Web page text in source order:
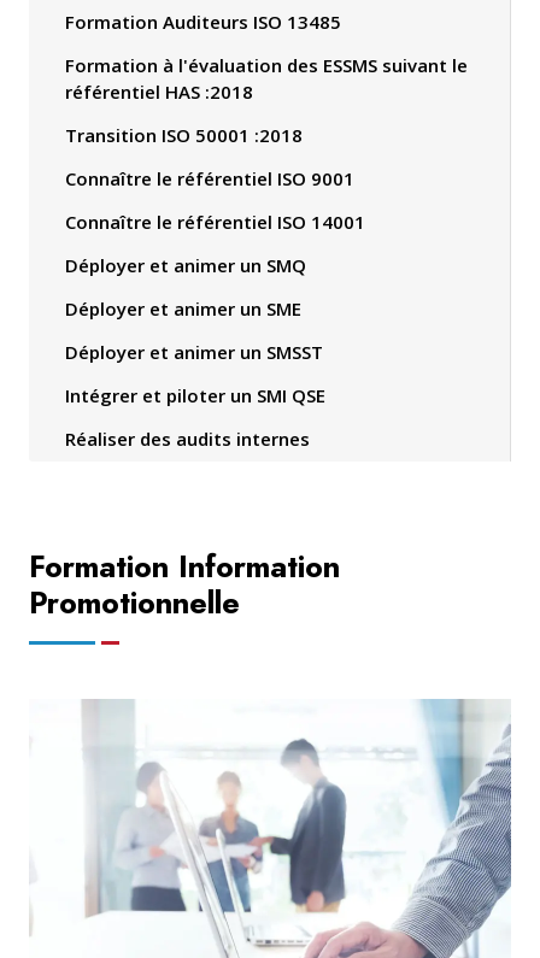
Formation Auditeurs ISO 13485
Formation à l'évaluation des ESSMS suivant le
référentiel HAS :2018
Transition ISO 50001 :2018
Connaître le référentiel ISO 9001
Connaître le référentiel ISO 14001
Déployer et animer un SMQ
Déployer et animer un SME
Déployer et animer un SMSST
Intégrer et piloter un SMI QSE
Réaliser des audits internes
Formation Information
Promotionnelle